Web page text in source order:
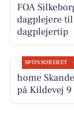
FOA
dagplejere
dagplejertip
SPONSORERET
home
på Kildevej